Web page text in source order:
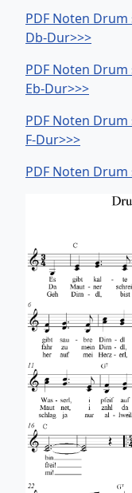
PDF Noten
Db-Dur>>>
PDF Noten
Eb-Dur>>>
PDF Noten
F-Dur>>>
PDF Noten